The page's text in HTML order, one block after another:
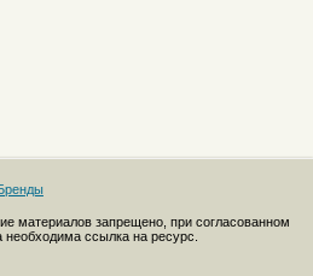
материалов запрещено, при согласованном
ссылка на ресурс.